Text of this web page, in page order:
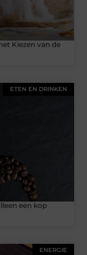
Kiezen van de
ETEN EN DRINKEN
een kop
ENERGIE